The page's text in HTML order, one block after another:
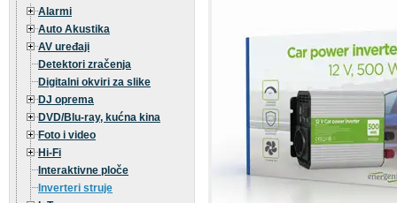
Alarmi
Auto Akustika
AV uređaji
Detektori zračenja
Digitalni okviri za slike
DJ oprema
DVD/Blu-ray, kućna kina
Foto i video
Hi-Fi
Interaktivne ploče
Inverteri struje